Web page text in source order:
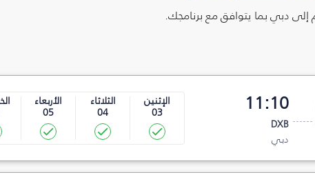
إلى دبي بما يتوافق مع برنامجك.
11:10
DXB
دبي
الإثنين
03
الثلاثاء
04
الأربعاء
05